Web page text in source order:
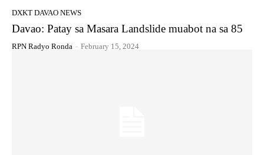
DXKT DAVAO NEWS
Davao: Patay sa Masara Landslide muabot na sa 85
RPN Radyo Ronda - February 15, 2024